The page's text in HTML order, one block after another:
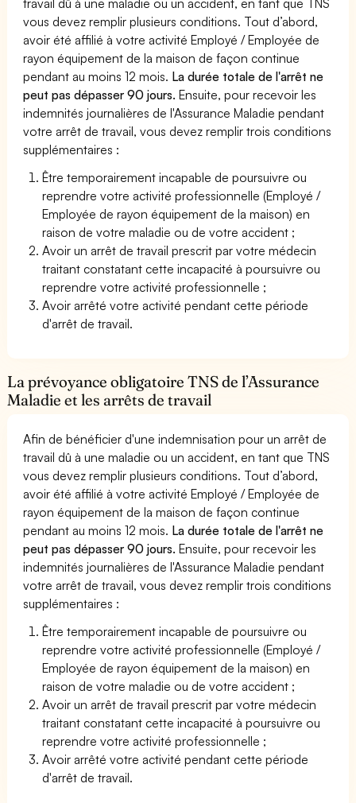
vous devez remplir plusieurs conditions. Tout d’abord,
avoir été affilié à votre activité Employé / Employée de
rayon équipement de la maison de façon continue
pendant au moins 12 mois. La durée totale de l'arrêt ne
peut pas dépasser 90 jours. Ensuite, pour recevoir les
indemnités journalières de l'Assurance Maladie pendant
votre arrêt de travail, vous devez remplir trois conditions
supplémentaires :
Être temporairement incapable de poursuivre ou
reprendre votre activité professionnelle (Employé /
Employée de rayon équipement de la maison) en
raison de votre maladie ou de votre accident ;
Avoir un arrêt de travail prescrit par votre médecin
traitant constatant cette incapacité à poursuivre ou
reprendre votre activité professionnelle ;
Avoir arrêté votre activité pendant cette période
d'arrêt de travail.
La prévoyance obligatoire TNS de l’Assurance
Maladie et les arrêts de travail
Afin de bénéficier d'une indemnisation pour un arrêt de
travail dû à une maladie ou un accident, en tant que TNS
vous devez remplir plusieurs conditions. Tout d’abord,
avoir été affilié à votre activité Employé / Employée de
rayon équipement de la maison de façon continue
pendant au moins 12 mois. La durée totale de l'arrêt ne
peut pas dépasser 90 jours. Ensuite, pour recevoir les
indemnités journalières de l'Assurance Maladie pendant
votre arrêt de travail, vous devez remplir trois conditions
supplémentaires :
Être temporairement incapable de poursuivre ou
reprendre votre activité professionnelle (Employé /
Employée de rayon équipement de la maison) en
raison de votre maladie ou de votre accident ;
Avoir un arrêt de travail prescrit par votre médecin
traitant constatant cette incapacité à poursuivre ou
reprendre votre activité professionnelle ;
Avoir arrêté votre activité pendant cette période
d'arrêt de travail.